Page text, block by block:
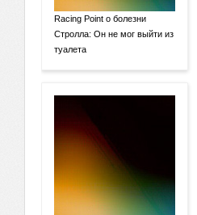
Racing Point о болезни
Стролла: Он не мог выйти из
туалета